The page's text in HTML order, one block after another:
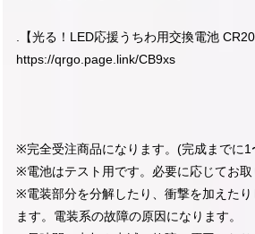
.【光る！LED応援うちわ用交換電池
https://qrgo.page.link/CB9xs
※完全受注商品になります。(完成までに1
※電池はテスト用です。必要に応じてお取
※電装部分を分解したり、衝撃を加えたり
ます。電装系の故障の原因になります。